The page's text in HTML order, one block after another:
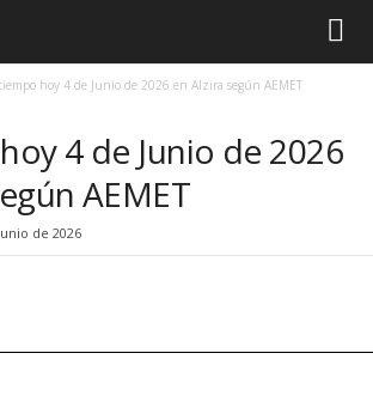
hoy 4 de Junio de 2026 en Alzira según AEMET
4 de Junio de 2026
AEMET
de 2026